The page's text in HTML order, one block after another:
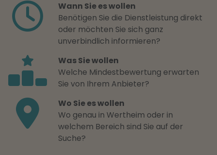
Wann Sie es wollen
Benötigen Sie die Dienstleistung direkt
oder möchten Sie sich ganz
unverbindlich informieren?
Was Sie wollen
Welche Mindestbewertung erwarten
Sie von Ihrem Anbieter?
Wo Sie es wollen
Wo genau in Wertheim oder in
welchem Bereich sind Sie auf der
Suche?